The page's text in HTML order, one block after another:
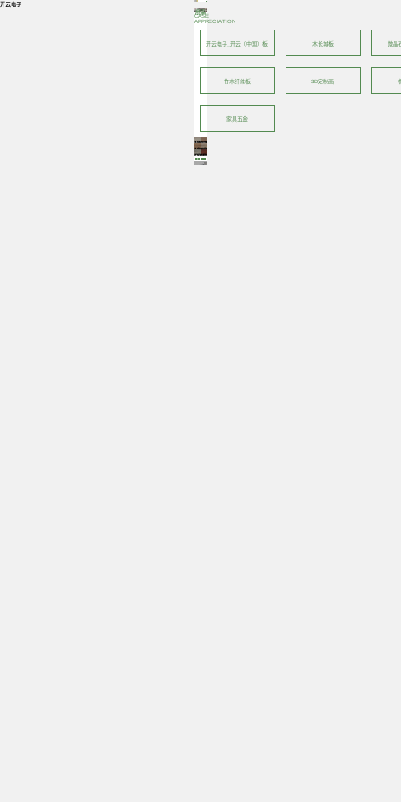
开云电子
产品展示
CASE
APPRECIATION
开云电子_开云（中国）板 木长城板 微晶
竹木纤维板 3D定制画
家具五金
c7041-18 150mm*900mm*4mm
c7039-13 150mm*900mm*4mm
c6017-16 150mm*900mm*4mm
c6017-10 150mm*900mm*4mm
C023 150mm*900mm*4mm
b7349-1 150mm*900mm*4mm
1 >
手机：17761313435
座机：028-64165890
邮箱:jiqujia123@qq.com
地址：成都市新津区文井乡文井东巷文井家园东北450米（原成都银杰塑钢型材厂）
合作伙伴：
成都开云电子_开云（中国）板丨
copyright©开云电子_开云（中国） .All Rights Reserved